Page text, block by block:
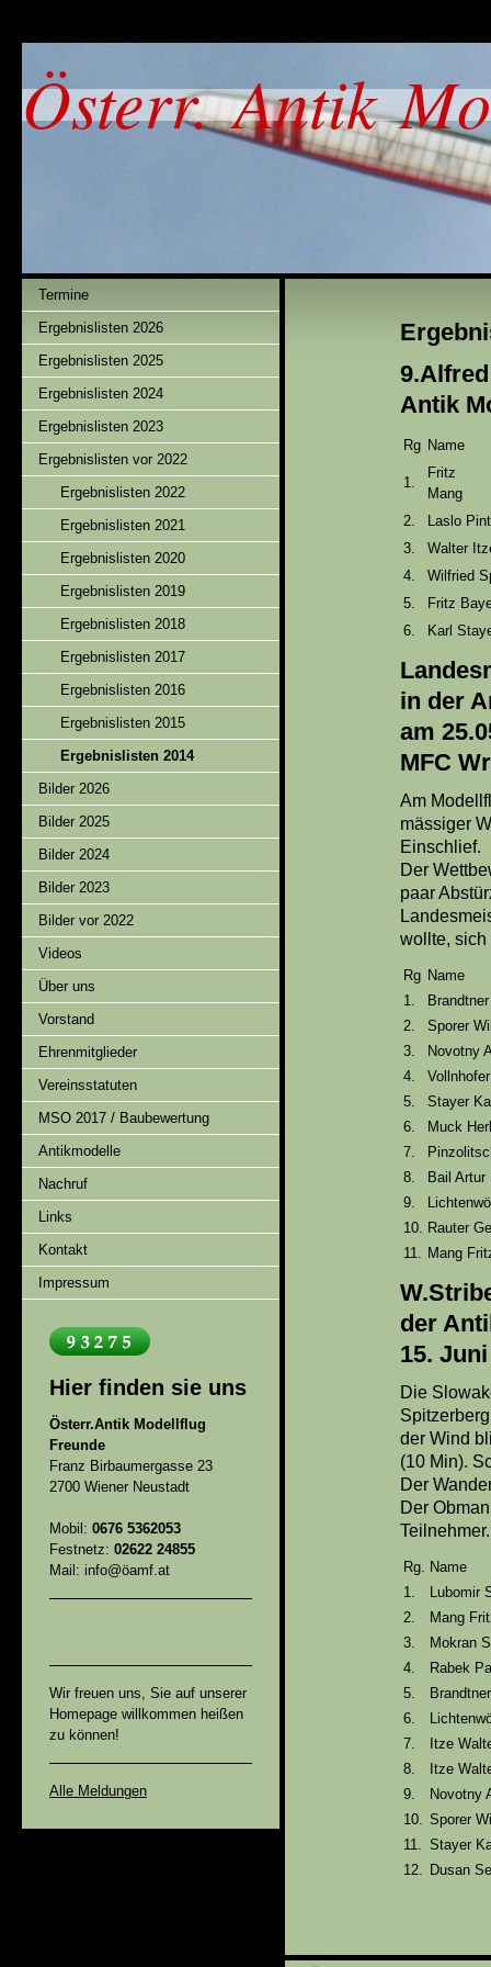
Österr. Antik
Termine
Ergebnislisten 2026
Ergebnislisten 2025
Ergebnislisten 2024
Ergebnislisten 2023
Ergebnislisten vor 2022
Ergebnislisten 2022
Ergebnislisten 2021
Ergebnislisten 2020
Ergebnislisten 2019
Ergebnislisten 2018
Ergebnislisten 2017
Ergebnislisten 2016
Ergebnislisten 2015
Ergebnislisten 2014
Bilder 2026
Bilder 2025
Bilder 2024
Bilder 2023
Bilder vor 2022
Videos
Über uns
Vorstand
Ehrenmitglieder
Vereinsstatuten
MSO 2017 / Baubewertung
Antikmodelle
Nachruf
Links
Kontakt
Impressum
Hier finden sie uns
Österr.Antik Modellflug
Freunde
Franz Birbaumergasse 23
2700 Wiener Neustadt
Mobil: 0676 5362053
Festnetz: 02622 24855
Mail: info@öamf.at
Wir freuen uns, Sie auf unserer
Homepage willkommen heißen
zu können!
Alle Meldungen
Antik
Rg Name
1.
Fritz
2.
Laslo
3.
Walter
4.
Wilfried
5.
Fritz
6.
Karl
in der
am
MFC
Am
mässiger
Einschlief.
Der
paar
wollte, sich
Rg Name
1.
2.
Sporer
3.
Novotny
4.
5.
Stayer
6.
Muck
7.
8.
Bail Artur
9.
10. Rauter
11. Mang
der
15.
Die
der Wind
(10 Min).
Der
Der
Teilnehmer.
Rg.
1.
2.
3.
Mokran
4.
Rabek
5.
6.
7.
Itze
8.
Itze
9.
Novotny
10. Sporer
11. Stayer
12. Dusan